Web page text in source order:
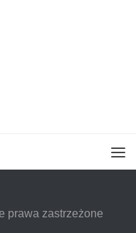
prawa zastrzeżone